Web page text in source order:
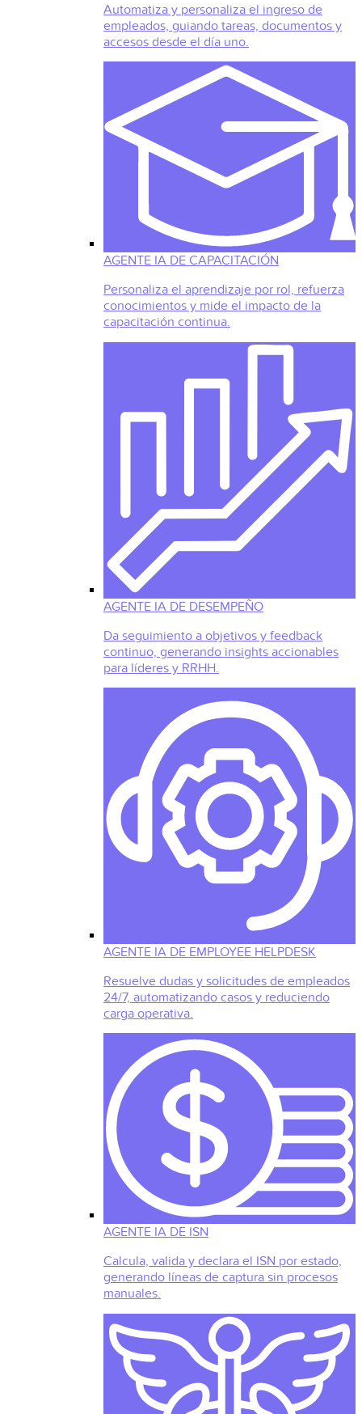
Automatiza y personaliza el ingreso de
empleados, guiando tareas, documentos y
accesos desde el día uno.
AGENTE IA DE CAPACITACIÓN
Personaliza el aprendizaje por rol, refuerza
conocimientos y mide el impacto de la
capacitación continua.
AGENTE IA DE DESEMPEÑO
Da seguimiento a objetivos y feedback
continuo, generando insights accionables
para líderes y RRHH.
AGENTE IA DE EMPLOYEE HELPDESK
Resuelve dudas y solicitudes de empleados
24/7, automatizando casos y reduciendo
carga operativa.
AGENTE IA DE ISN
Calcula, valida y declara el ISN por estado,
generando líneas de captura sin procesos
manuales.